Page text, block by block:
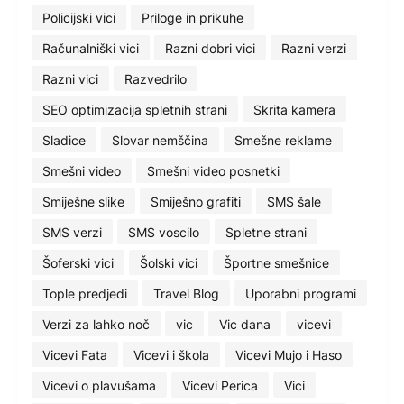
Policijski vici
Priloge in prikuhe
Računalniški vici
Razni dobri vici
Razni verzi
Razni vici
Razvedrilo
SEO optimizacija spletnih strani
Skrita kamera
Sladice
Slovar nemščina
Smešne reklame
Smešni video
Smešni video posnetki
Smiješne slike
Smiješno grafiti
SMS šale
SMS verzi
SMS voscilo
Spletne strani
Šoferski vici
Šolski vici
Športne smešnice
Tople predjedi
Travel Blog
Uporabni programi
Verzi za lahko noč
vic Vic dana
vicevi
Vicevi Fata
Vicevi i škola
Vicevi Mujo i Haso
Vicevi o plavušama
Vicevi Perica
Vici